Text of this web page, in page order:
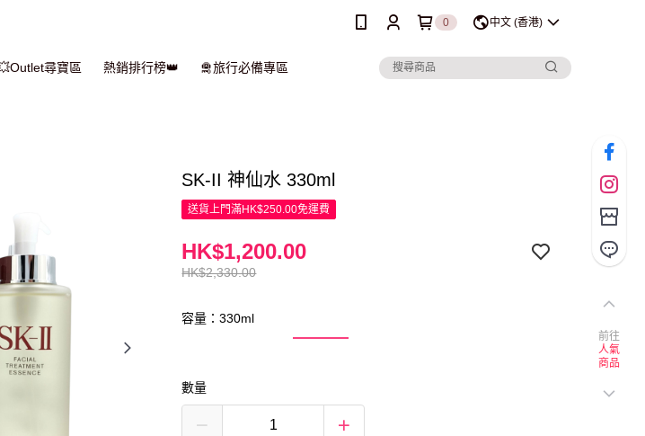
0 中文 (香港)
尋寶區 熱銷排行榜👑 🛅旅行必備專區
SK-II 神仙水 330ml
送貨上門滿HK$250.00免運費
HK$2,330.00
HK$1,200.00
容量：330ml
數量
前往
人氣
商品